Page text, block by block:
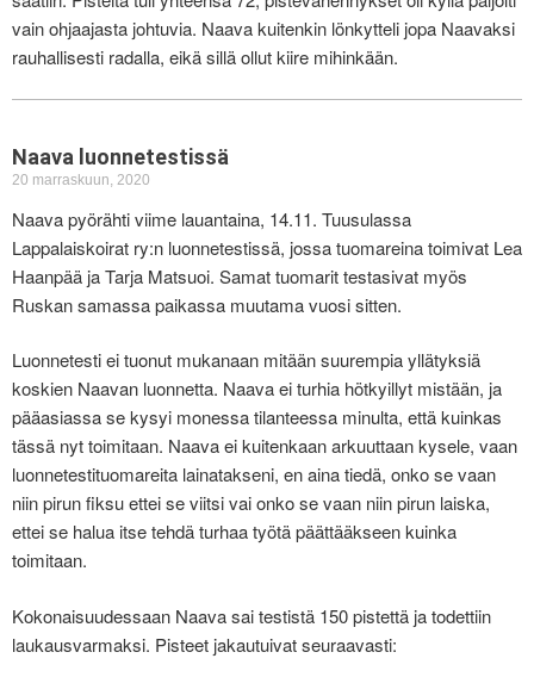
vain ohjaajasta johtuvia. Naava kuitenkin lönkytteli jopa Naavaksi
rauhallisesti radalla, eikä sillä ollut kiire mihinkään.
Naava luonnetestissä
20 marraskuun, 2020
Naava pyörähti viime lauantaina, 14.11. Tuusulassa
Lappalaiskoirat ry:n luonnetestissä, jossa tuomareina toimivat Lea
Haanpää ja Tarja Matsuoi. Samat tuomarit testasivat myös
Ruskan samassa paikassa muutama vuosi sitten.
Luonnetesti ei tuonut mukanaan mitään suurempia yllätyksiä
koskien Naavan luonnetta. Naava ei turhia hötkyillyt mistään, ja
pääasiassa se kysyi monessa tilanteessa minulta, että kuinkas
tässä nyt toimitaan. Naava ei kuitenkaan arkuuttaan kysele, vaan
luonnetestituomareita lainatakseni, en aina tiedä, onko se vaan
niin pirun fiksu ettei se viitsi vai onko se vaan niin pirun laiska,
ettei se halua itse tehdä turhaa työtä päättääkseen kuinka
toimitaan.
Kokonaisuudessaan Naava sai testistä 150 pistettä ja todettiin
laukausvarmaksi. Pisteet jakautuivat seuraavasti: